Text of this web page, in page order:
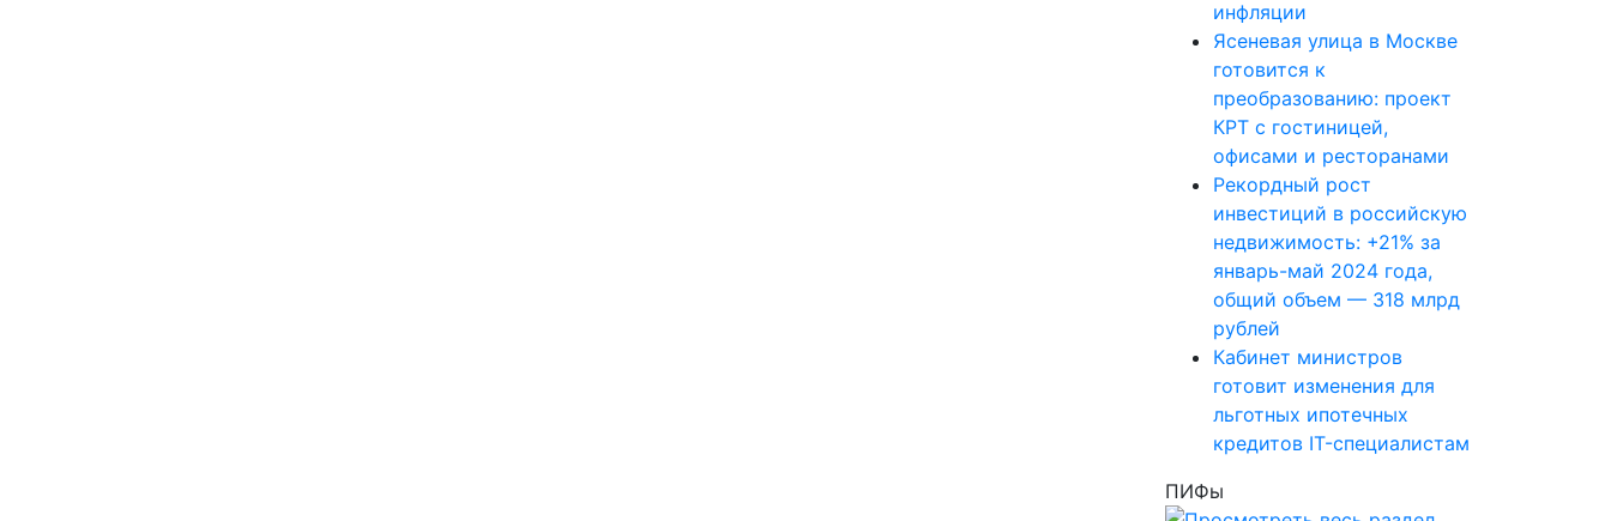
инфляции
Ясеневая улица в Москве
готовится к
преобразованию: проект
КРТ с гостиницей,
офисами и ресторанами
Рекордный рост
инвестиций в российскую
недвижимость: +21% за
январь-май 2024 года,
общий объем — 318 млрд
рублей
Кабинет министров
готовит изменения для
льготных ипотечных
кредитов IT-специалистам
ПИФы